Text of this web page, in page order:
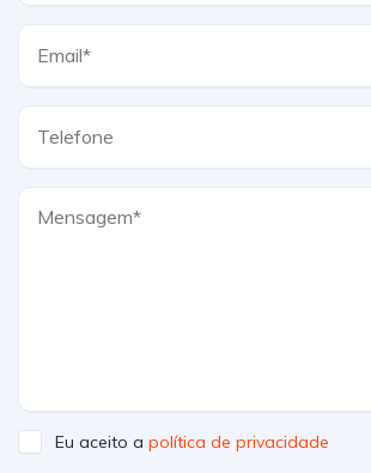
Eu aceito a política de privacidade